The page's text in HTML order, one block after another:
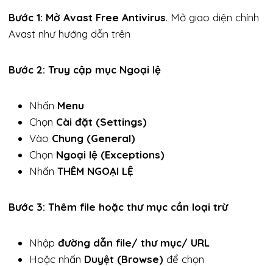
Bước 1: Mở Avast Free Antivirus. Mở giao diện chính
Avast như hướng dẫn trên
Bước 2: Truy cập mục Ngoại lệ
Nhấn Menu
Chọn Cài đặt (Settings)
Vào Chung (General)
Chọn Ngoại lệ (Exceptions)
Nhấn THÊM NGOẠI LỆ
Bước 3: Thêm file hoặc thư mục cần loại trừ
Nhập đường dẫn file/ thư mục/ URL
Hoặc nhấn Duyệt (Browse) để chọn